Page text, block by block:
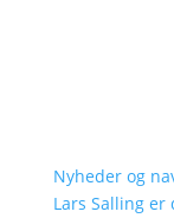
Nyheder og
Lars Salling er